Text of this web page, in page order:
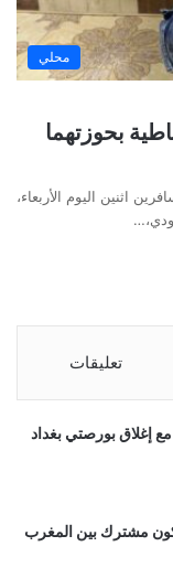
محلي
بحوزتهما
اثنين اليوم الأربعاء،
تعليقات
إغلاق بورصتي بغداد
العالم 2030 سيكون مشترك بين المغرب